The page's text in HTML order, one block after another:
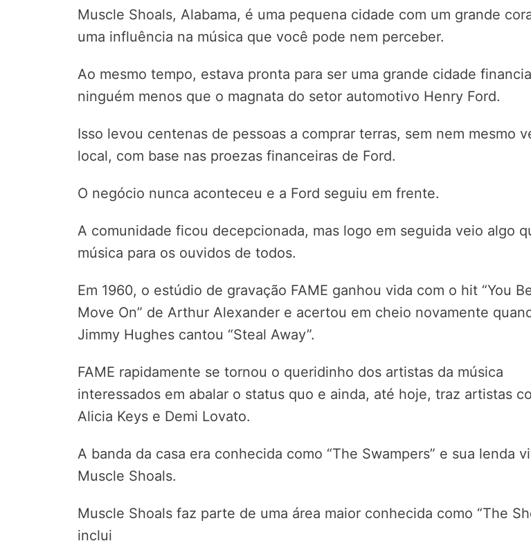
Muscle Shoals, Alabama, é uma pequena cidade com um grande
uma influência na música que você pode nem perceber.
Ao mesmo tempo, estava pronta para ser uma grande cidade
ninguém menos que o magnata do setor automotivo Henry Ford.
Isso levou centenas de pessoas a comprar terras, sem nem mesmo
local, com base nas proezas financeiras de Ford.
O negócio nunca aconteceu e a Ford seguiu em frente.
A comunidade ficou decepcionada, mas logo em seguida veio algo
música para os ouvidos de todos.
Em 1960, o estúdio de gravação FAME ganhou vida com o hit “You
Move On” de Arthur Alexander e acertou em cheio novamente
Jimmy Hughes cantou “Steal Away”.
FAME rapidamente se tornou o queridinho dos artistas da música
interessados em abalar o status quo e ainda, até hoje, traz artistas
Alicia Keys e Demi Lovato.
A banda da casa era conhecida como “The Swampers” e sua lenda
Muscle Shoals.
Muscle Shoals faz parte de uma área maior conhecida como “The
inclui